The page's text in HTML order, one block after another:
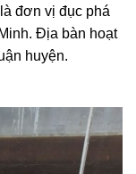
đơn vị đục phá
Địa bàn hoạt
huyện.